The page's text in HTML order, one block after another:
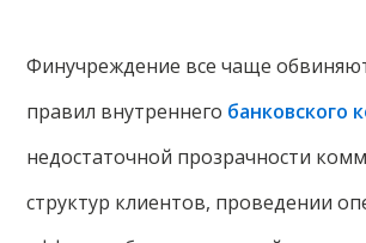
Финучреждение все чаще
правил внутреннего банковского
недостаточной прозрачности
структур клиентов, проведении